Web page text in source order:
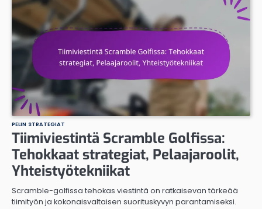
PELIN STRATEGIAT
Tiimiviestintä Scramble Golfissa:
Tehokkaat strategiat, Pelaajaroolit,
Yhteistyötekniikat
Scramble-golfissa tehokas viestintä on ratkaisevan tärkeää
tiimityön ja kokonaisvaltaisen suorituskyvyn parantamiseksi.